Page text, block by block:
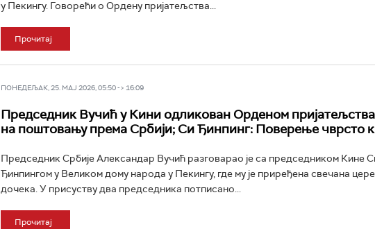
у Пекингу. Говорећи о Ордену пријатељства...
Прочитај
ПОНЕДЕЉАК, 25. МАЈ 2026, 05:50 -> 16:09
Председник Вучић у Кини одликован Орденом
на поштовању према Србији; Си Ђинпинг: Поверење чврсто
Председник Србије Александар Вучић разговарао је са председником Кине
Ђинпингом у Великом дому народа у Пекингу, где му је приређена свечана
дочека. У присуству два председника потписано...
Прочитај